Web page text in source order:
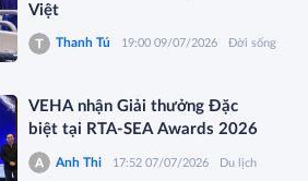
Việt
Thanh Tú 19:00 09/07/2026 Đời sống
VEHA nhận Giải thưởng Đặc
biệt tại RTA-SEA Awards 2026
Anh Thi 17:52 07/07/2026 Du lịch